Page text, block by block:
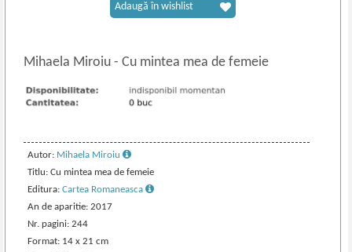
Mihaela Miroiu- Cu mintea mea de femeie
Autor: Mihaela Miroiu
Titlu: Cu mintea mea de femeie
Editura:Cartea Romaneasca
An de aparitie: 2017
Nr. pagini: 244
Format: 14 x 21 cm
Adaugă în wishlist